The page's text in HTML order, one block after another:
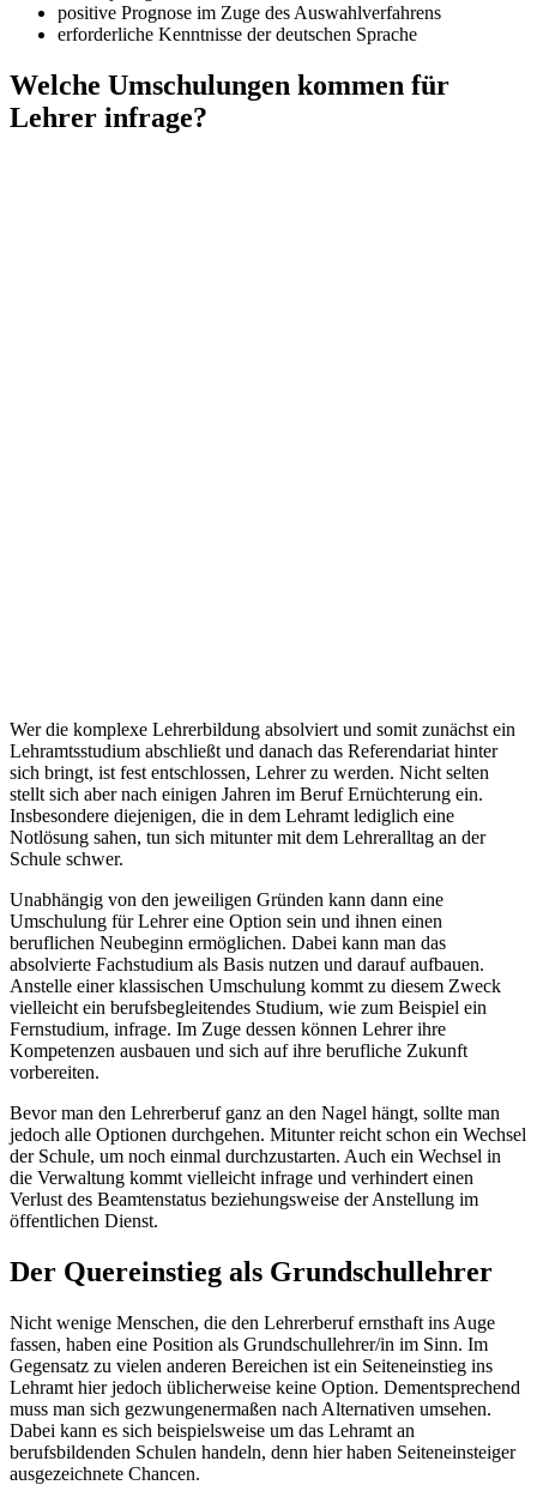
positive Prognose im Zuge des Auswahlverfahrens
erforderliche Kenntnisse der deutschen Sprache
Welche Umschulungen kommen für
Lehrer infrage?
Wer die komplexe Lehrerbildung absolviert und somit zunächst ein
Lehramtsstudium abschließt und danach das Referendariat hinter
sich bringt, ist fest entschlossen, Lehrer zu werden. Nicht selten
stellt sich aber nach einigen Jahren im Beruf Ernüchterung ein.
Insbesondere diejenigen, die in dem Lehramt lediglich eine
Notlösung sahen, tun sich mitunter mit dem Lehreralltag an der
Schule schwer.
Unabhängig von den jeweiligen Gründen kann dann eine
Umschulung für Lehrer eine Option sein und ihnen einen
beruflichen Neubeginn ermöglichen. Dabei kann man das
absolvierte Fachstudium als Basis nutzen und darauf aufbauen.
Anstelle einer klassischen Umschulung kommt zu diesem Zweck
vielleicht ein berufsbegleitendes Studium, wie zum Beispiel ein
Fernstudium, infrage. Im Zuge dessen können Lehrer ihre
Kompetenzen ausbauen und sich auf ihre berufliche Zukunft
vorbereiten.
Bevor man den Lehrerberuf ganz an den Nagel hängt, sollte man
jedoch alle Optionen durchgehen. Mitunter reicht schon ein Wechsel
der Schule, um noch einmal durchzustarten. Auch ein Wechsel in
die Verwaltung kommt vielleicht infrage und verhindert einen
Verlust des Beamtenstatus beziehungsweise der Anstellung im
öffentlichen Dienst.
Der Quereinstieg als Grundschullehrer
Nicht wenige Menschen, die den Lehrerberuf ernsthaft ins Auge
fassen, haben eine Position als Grundschullehrer/in im Sinn. Im
Gegensatz zu vielen anderen Bereichen ist ein Seiteneinstieg ins
Lehramt hier jedoch üblicherweise keine Option. Dementsprechend
muss man sich gezwungenermaßen nach Alternativen umsehen.
Dabei kann es sich beispielsweise um das Lehramt an
berufsbildenden Schulen handeln, denn hier haben Seiteneinsteiger
ausgezeichnete Chancen.